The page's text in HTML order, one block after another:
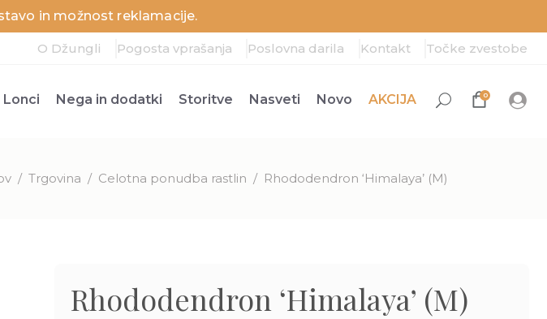
in možnost reklamacije.
O Džungli Pogosta vprašanja Poslovna darila Kontakt Točke zvestobe
Lonci Nega in dodatki Storitve Nasveti Novo AKCIJA 0
/ Trgovina / Celotna ponudba rastlin / Rhododendron ‘Himalaya’ (M)
Rhododendron ‘Himalaya’ (M)